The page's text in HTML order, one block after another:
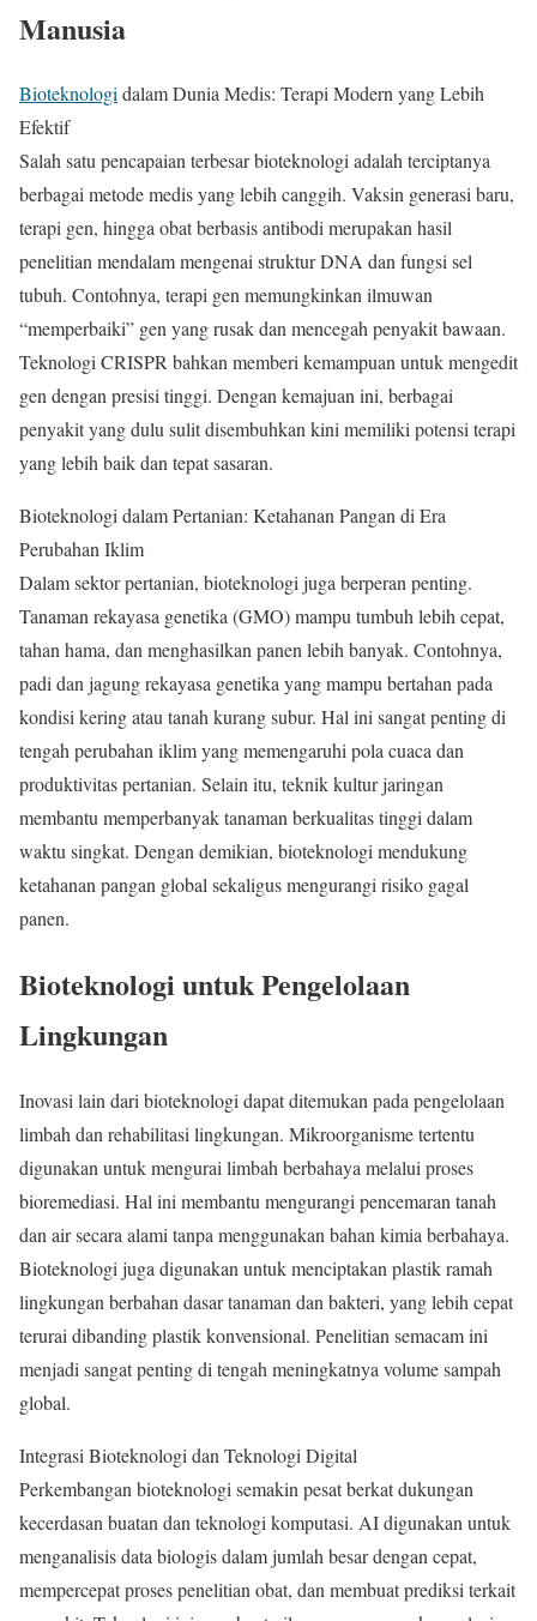
Manusia
Bioteknologidalam Dunia Medis: Terapi Modern yang Lebih
Efektif
Salah satu pencapaian terbesar bioteknologi adalah terciptanya
berbagai metode medis yang lebih canggih. Vaksin generasi baru,
terapi gen, hingga obat berbasis antibodi merupakan hasil
penelitian mendalam mengenai struktur DNA dan fungsi sel
tubuh. Contohnya, terapi gen memungkinkan ilmuwan
“memperbaiki” gen yang rusak dan mencegah penyakit bawaan.
Teknologi CRISPR bahkan memberi kemampuan untuk mengedit
gen dengan presisi tinggi. Dengan kemajuan ini, berbagai
penyakit yang dulu sulit disembuhkan kini memiliki potensi terapi
yang lebih baik dan tepat sasaran.
Bioteknologi dalam Pertanian: Ketahanan Pangan di Era
Perubahan Iklim
Dalam sektor pertanian, bioteknologi juga berperan penting.
Tanaman rekayasa genetika (GMO) mampu tumbuh lebih cepat,
tahan hama, dan menghasilkan panen lebih banyak. Contohnya,
padi dan jagung rekayasa genetika yang mampu bertahan pada
kondisi kering atau tanah kurang subur. Hal ini sangat penting di
tengah perubahan iklim yang memengaruhi pola cuaca dan
produktivitas pertanian. Selain itu, teknik kultur jaringan
membantu memperbanyak tanaman berkualitas tinggi dalam
waktu singkat. Dengan demikian, bioteknologi mendukung
ketahanan pangan global sekaligus mengurangi risiko gagal
panen.
Bioteknologi untuk Pengelolaan
Lingkungan
Inovasi lain dari bioteknologi dapat ditemukan pada pengelolaan
limbah dan rehabilitasi lingkungan. Mikroorganisme tertentu
digunakan untuk mengurai limbah berbahaya melalui proses
bioremediasi. Hal ini membantu mengurangi pencemaran tanah
dan air secara alami tanpa menggunakan bahan kimia berbahaya.
Bioteknologi juga digunakan untuk menciptakan plastik ramah
lingkungan berbahan dasar tanaman dan bakteri, yang lebih cepat
terurai dibanding plastik konvensional. Penelitian semacam ini
menjadi sangat penting di tengah meningkatnya volume sampah
global.
Integrasi Bioteknologi dan Teknologi Digital
Perkembangan bioteknologi semakin pesat berkat dukungan
kecerdasan buatan dan teknologi komputasi. AI digunakan untuk
menganalisis data biologis dalam jumlah besar dengan cepat,
mempercepat proses penelitian obat, dan membuat prediksi terkait